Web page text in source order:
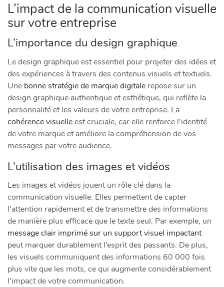
L’impact de la communication visuelle
sur votre entreprise
L’importance du design graphique
Le design graphique est essentiel pour projeter des idées et
des expériences à travers des contenus visuels et textuels.
Une bonne stratégie de marque digitale repose sur un
design graphique authentique et esthétique, qui reflète la
personnalité et les valeurs de votre entreprise. La
cohérence visuelleest cruciale, car elle renforce l’identité
de votre marque et améliore la compréhension de vos
messages par votre audience.
L’utilisation des images et vidéos
Les images et vidéos jouent un rôle clé dans la
communication visuelle. Elles permettent de capter
l’attention rapidement et de transmettre des informations
de manière plus efficace que le texte seul. Par exemple, un
message clair imprimé sur un support visuel impactant
peut marquer durablement l’esprit des passants. De plus,
les visuels communiquent des informations 60 000 fois
plus vite que les mots, ce qui augmente considérablement
l’impact de votre communication.